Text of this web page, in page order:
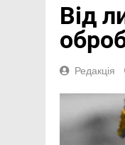
Від
Редакція